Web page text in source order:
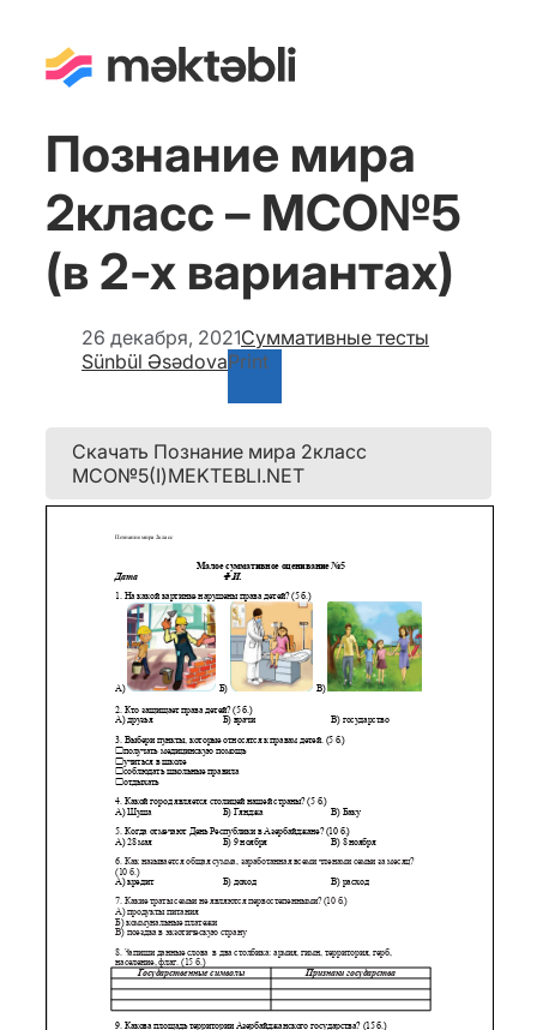
Познание мира
2класс – МСО№5
(в 2-х вариантах)
26 декабря, 2021Суммативные тесты
Sünbül ƏsədovaPrint
Скачать Познание мира 2класс
МСО№5(I)MEKTEBLI.NET